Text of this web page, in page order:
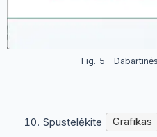
Fig.
Spustelėkite Grafikas